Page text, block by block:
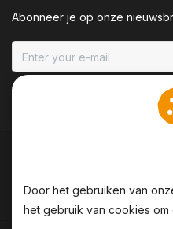
Abonneer je op onze
Door het gebruiken van
het gebruik van cookies